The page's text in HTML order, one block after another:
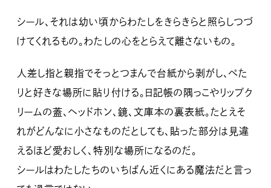
シール、それは幼い頃からわたしをきらきらと照らしつづ
けてくれるもの。わたしの心をとらえて離さないもの。
人差し指と親指でそっとつまんで台紙から剥がし、ぺた
りと好きな場所に貼り付ける。日記帳の隅っこやリップク
リームの蓋、ヘッドホン、鏡、文庫本の裏表紙。たとえそ
れがどんなに小さなものだとしても、貼った部分は見違
えるほど愛おしく、特別な場所になるのだ。
シールはわたしたちのいちばん近くにある魔法だと言っ